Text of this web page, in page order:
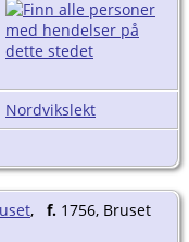
Nordvikslekt
, f. 1756, Bruset